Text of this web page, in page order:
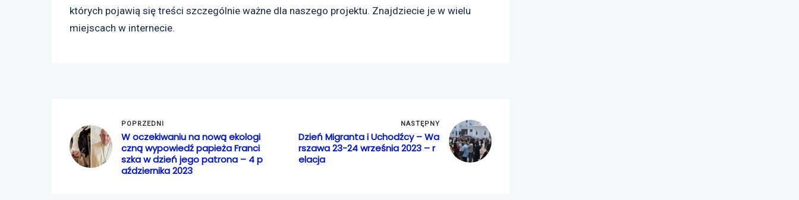
których pojawią się treści szczególnie ważne dla naszego projektu. Znajdziecie je w wielu
miejscach w internecie.
POPRZEDNI
W oczekiwaniu na nową ekologi
czną wypowiedź papieża Franci
szka w dzień jego patrona – 4 p
aździernika 2023
NASTĘPNY
Dzień Migranta i Uchodźcy – Wa
rszawa 23-24 września 2023 – r
elacja